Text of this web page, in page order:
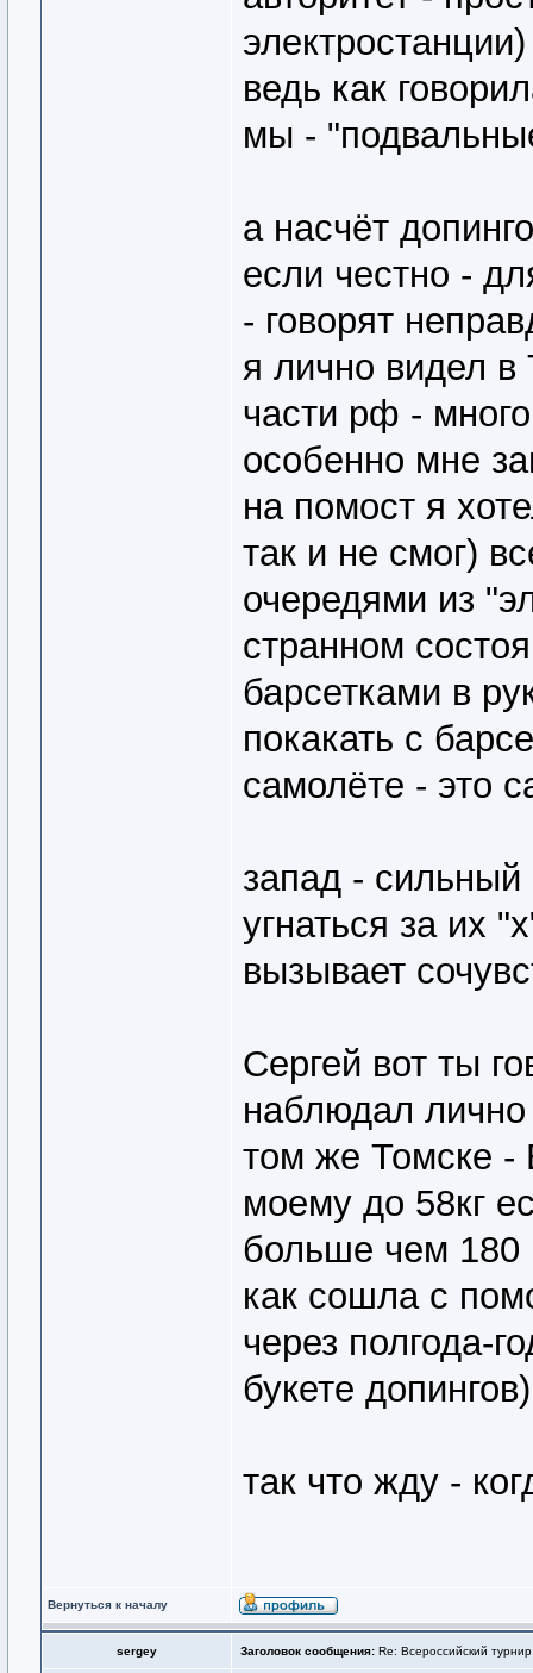
электростанции)
ведь как
мы -
а насчёт
если честно -
- говорят
я лично видел в
части рф -
особенно мне
на помост я
так и не смог)
очередями из
странном
барсетками в
покакать с
самолёте - это
запад -
угнаться за их
вызывает
Сергей вот ты
наблюдал лично
том же Томске -
моему до 58кг
больше чем 180
как сошла с
через полгода-
букете допингов)
так что жду -
Вернуться к началу
sergey Заголовок сообщения: Re: Всероссийский